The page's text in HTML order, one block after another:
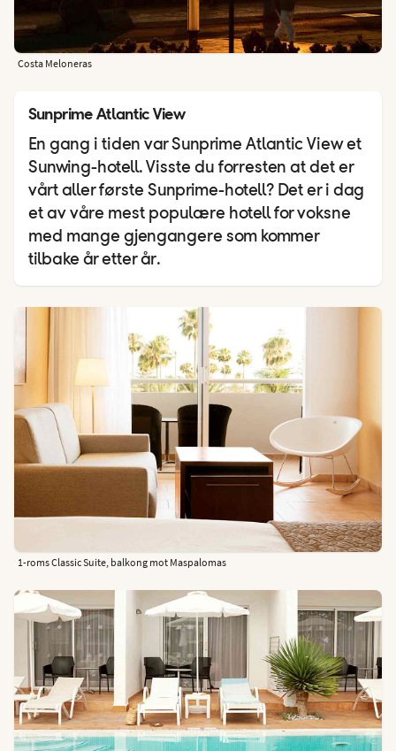
Costa Meloneras
Sunprime Atlantic View
En gang i tiden var Sunprime Atlantic View et
Sunwing-hotell. Visste du forresten at det er
vårt aller første Sunprime-hotell? Det er i dag
et av våre mest populære hotell for voksne
med mange gjengangere som kommer
tilbake år etter år.
1-roms Classic Suite, balkong mot Maspalomas